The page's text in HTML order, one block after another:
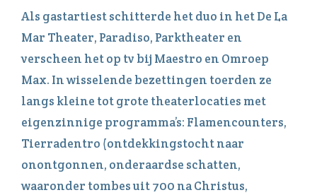
Als gastartiest schitterde het duo in het De La
Mar Theater, Paradiso, Parktheater en
verscheen het op tv bij Maestro en Omroep
Max. In wisselende bezettingen toerden ze
langs kleine tot grote theaterlocaties met
eigenzinnige programma’s: Flamencounters,
Tierradentro (ontdekkingstocht naar
onontgonnen, onderaardse schatten,
waaronder tombes uit 700 na Christus,